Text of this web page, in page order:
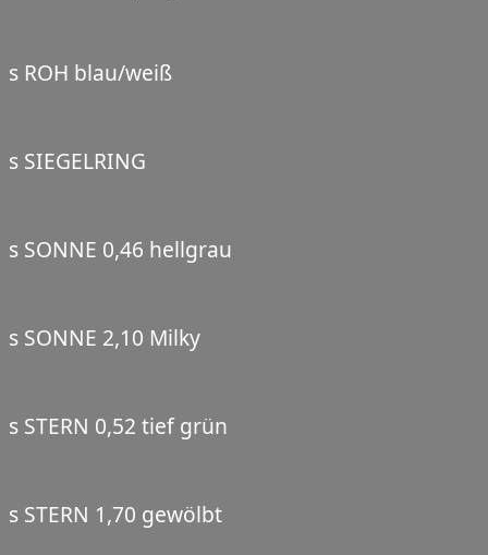
s ROH blau/weiß
s SIEGELRING
s SONNE 0,46 hellgrau
s SONNE 2,10 Milky
s STERN 0,52 tief grün
s STERN 1,70 gewölbt